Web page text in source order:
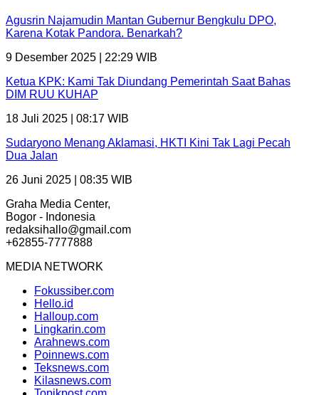
Agusrin Najamudin Mantan Gubernur Bengkulu DPO,
Karena Kotak Pandora. Benarkah?
9 Desember 2025 | 22:29 WIB
Ketua KPK: Kami Tak Diundang Pemerintah Saat Bahas
DIM RUU KUHAP
18 Juli 2025 | 08:17 WIB
Sudaryono Menang Aklamasi, HKTI Kini Tak Lagi Pecah
Dua Jalan
26 Juni 2025 | 08:35 WIB
Graha Media Center,
Bogor - Indonesia
redaksihallo@gmail.com
+62855-7777888
MEDIA NETWORK
Fokussiber.com
Hello.id
Halloup.com
Lingkarin.com
Arahnews.com
Poinnews.com
Teksnews.com
Kilasnews.com